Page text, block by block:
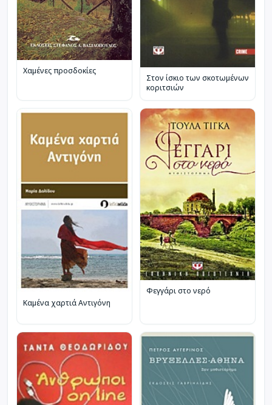
Χαμένες προσδοκίες
Στον ίσκιο των σκοτωμένων
κοριτσιών
Καμένα χαρτιά Αντιγόνη
Φεγγάρι στο νερό